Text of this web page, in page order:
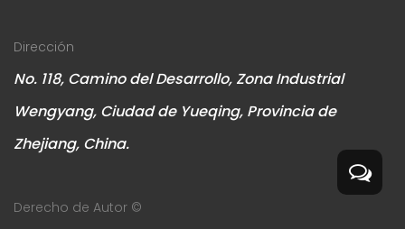
Dirección
No. 118, Camino del Desarrollo, Zona Industrial
Wengyang, Ciudad de Yueqing, Provincia de
Zhejiang, China.
Derecho de Autor ©